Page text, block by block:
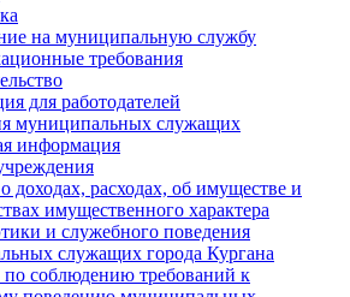
на муниципальную службу
требования
для работодателей
муниципальных служащих
информация
доходах, расходах, об имуществе и
имущественного характера
и служебного поведения
служащих города Кургана
соблюдению требований к